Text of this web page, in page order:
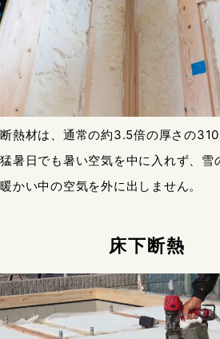
断熱材は、通常の約3.5倍の厚さの
猛暑日でも暑い空気を中に入れず、雪
暖かい中の空気を外に出しません。
床下断熱